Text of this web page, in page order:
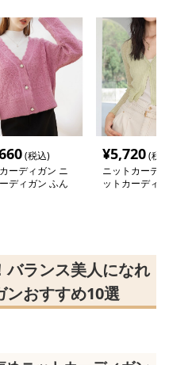
(税込)
ーディガン ニ
ディガン ふん
¥5,720(税
ニットカーデ
ットカーディ
バランス美人になれ
ンおすすめ10選